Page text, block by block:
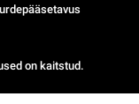
on kaitstud.